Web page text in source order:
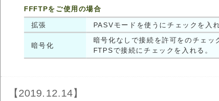
FFFTPをご使用の場合
拡張
PASVモードを使うにチェックを入
暗号化
暗号化なしで接続を許可をのチェッ
FTPSで接続にチェックを入れる。
【2019.12.14】